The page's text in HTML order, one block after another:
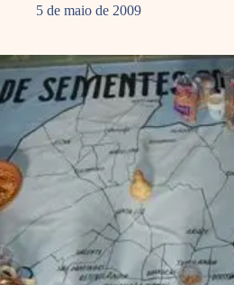
5 de maio de 2009